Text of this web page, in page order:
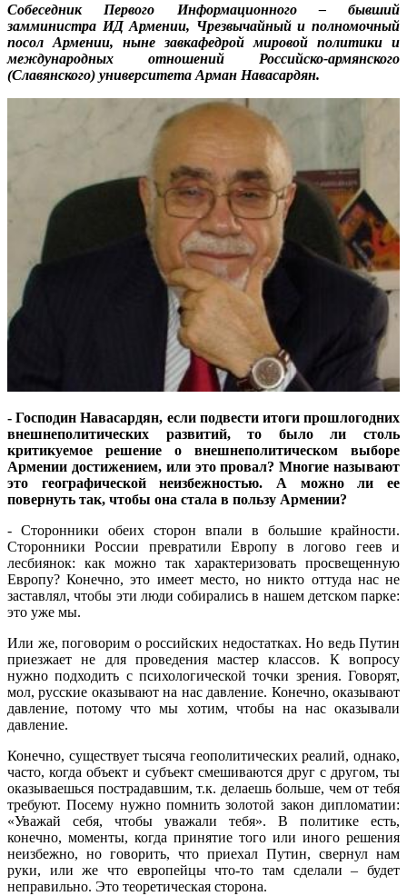
Собеседник Первого Информационного – бывший
замминистра ИД Армении, Чрезвычайный и полномочный
посол Армении, ныне завкафедрой мировой политики и
международных отношений Российско-армянского
(Славянского) университета Арман Навасардян.
- Господин Навасардян, если подвести итоги прошлогодних
внешнеполитических развитий, то было ли столь
критикуемое решение о внешнеполитическом выборе
Армении достижением, или это провал? Многие называют
это географической неизбежностью. А можно ли ее
повернуть так, чтобы она стала в пользу Армении?
- Сторонники обеих сторон впали в большие крайности.
Сторонники России превратили Европу в логово геев и
лесбиянок: как можно так характеризовать просвещенную
Европу? Конечно, это имеет место, но никто оттуда нас не
заставлял, чтобы эти люди собирались в нашем детском парке:
это уже мы.
Или же, поговорим о российских недостатках. Но ведь Путин
приезжает не для проведения мастер классов. К вопросу
нужно подходить с психологической точки зрения. Говорят,
мол, русские оказывают на нас давление. Конечно, оказывают
давление, потому что мы хотим, чтобы на нас оказывали
давление.
Конечно, существует тысяча геополитических реалий, однако,
часто, когда объект и субъект смешиваются друг с другом, ты
оказываешься пострадавшим, т.к. делаешь больше, чем от тебя
требуют. Посему нужно помнить золотой закон дипломатии:
«Уважай себя, чтобы уважали тебя». В политике есть,
конечно, моменты, когда принятие того или иного решения
неизбежно, но говорить, что приехал Путин, свернул нам
руки, или же что европейцы что-то там сделали – будет
неправильно. Это теоретическая сторона.